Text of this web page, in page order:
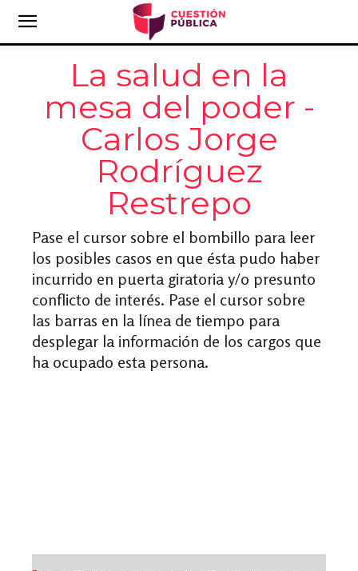
La salud en la
mesa del poder -
Carlos Jorge
Rodríguez
Restrepo
Pase el cursor sobre el bombillo para leer
los posibles casos en que ésta pudo haber
incurrido en puerta giratoria y/o presunto
conflicto de interés. Pase el cursor sobre
las barras en la línea de tiempo para
desplegar la información de los cargos que
ha ocupado esta persona.